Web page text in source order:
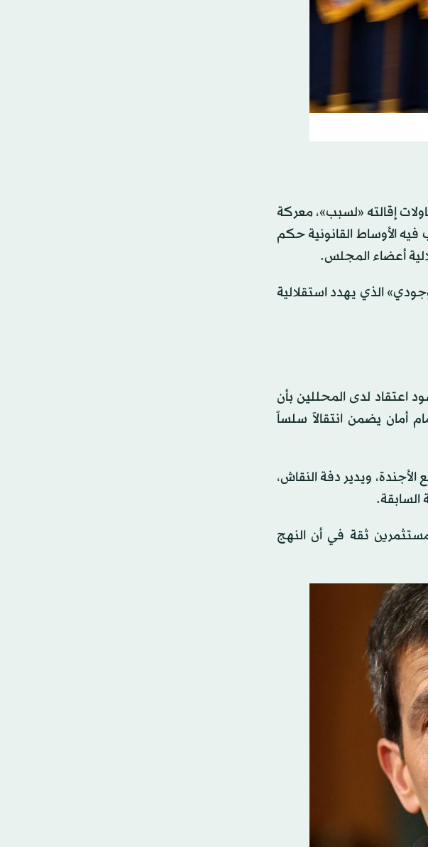
إقالته «لسبب»، معركة
الأوساط القانونية حكم
أعضاء المجلس.
الذي يهدد استقلالية
يسود اعتقاد لدى المحللين بأن
أمان يضمن انتقالاً سلساً
ويدير دفة النقاش،
السابقة.
ثقة في أن النهج